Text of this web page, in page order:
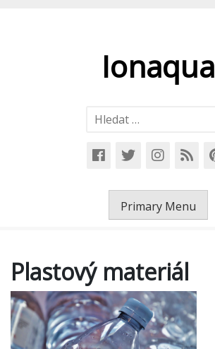
Ionaqua
Vyhledávání
Primary Menu
Plastový materiál